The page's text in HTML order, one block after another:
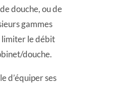
douche, ou de
gammes
limiter le débit
douche.
d’équiper ses